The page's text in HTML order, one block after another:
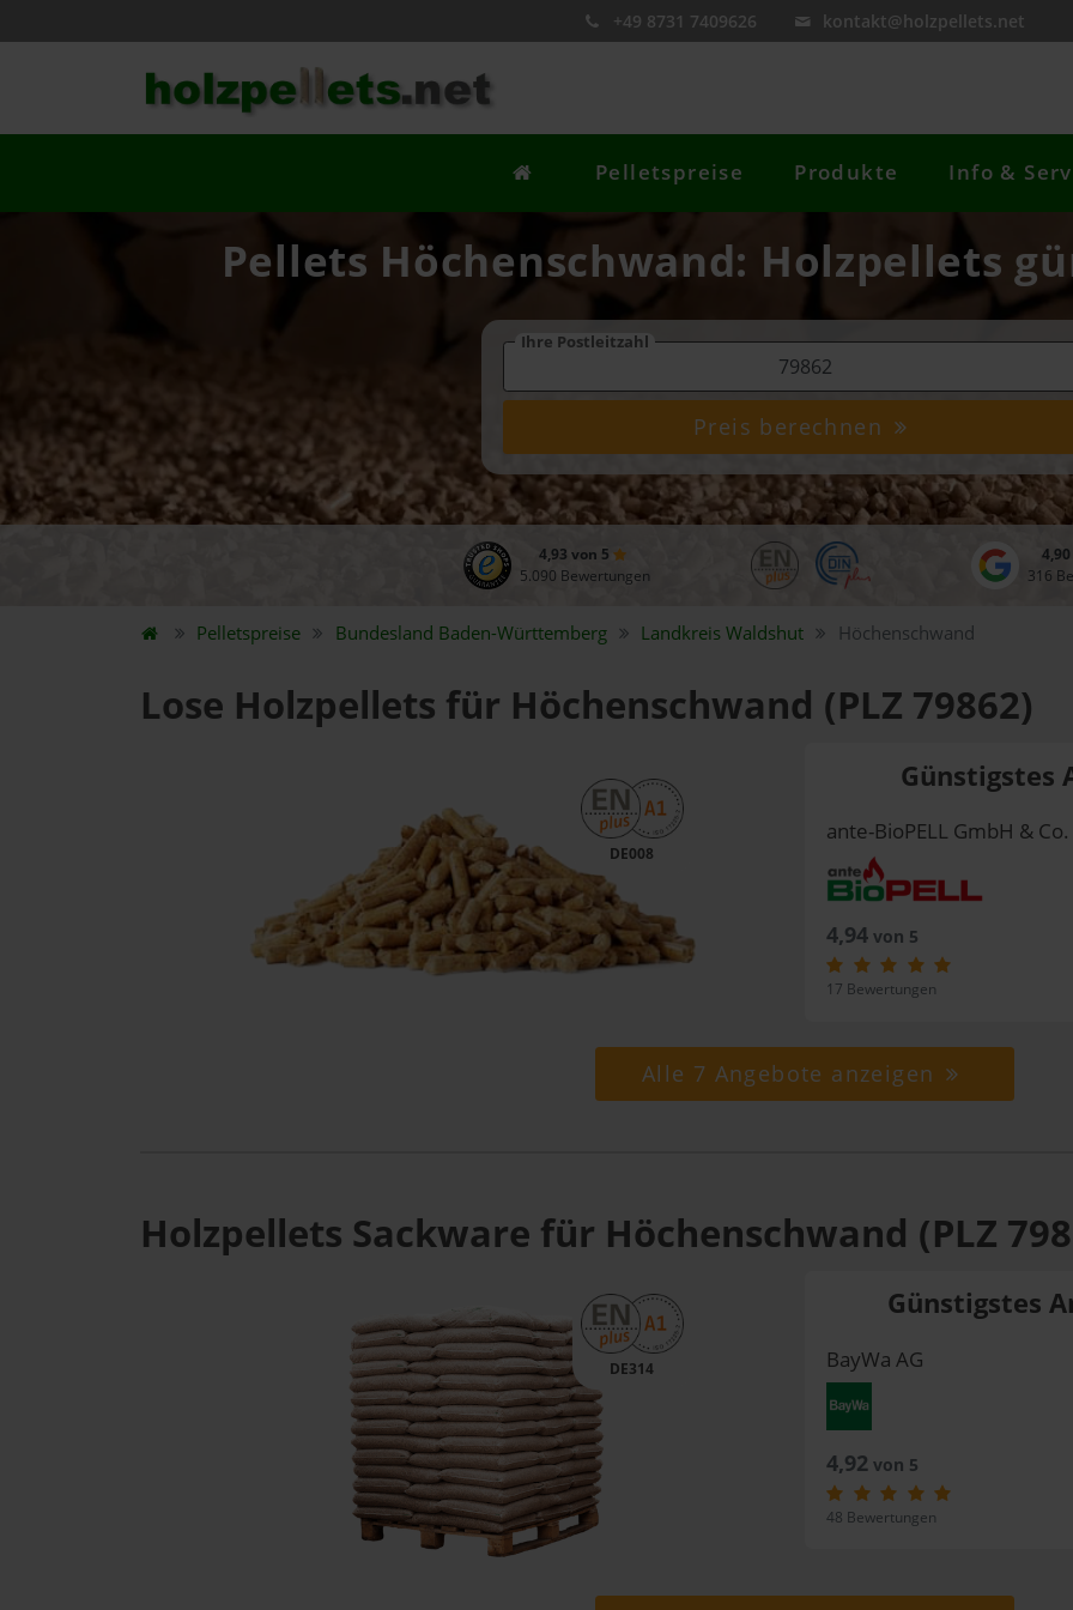
+49 8731 7409626 kontakt@holzpellets.net
Pelletspreise Produkte Info &
Pellets Höchenschwand: Holzpellets
Ihre Postleitzahl
Preis berechnen
4,93 von 5
5.090 Bewertungen
316
Pelletspreise Bundesland Baden-Württemberg LandkreisWaldshut Höchenschwand
Lose Holzpellets für Höchenschwand (PLZ 79862)
DE008
Günstigstes
ante-BioPELL GmbH & Co.
4,94von 5
17 Bewertungen
Alle 7 Angebote anzeigen
Holzpellets Sackware für Höchenschwand (PLZ
DE314
Günstigstes
BayWa AG
4,92von 5
48 Bewertungen